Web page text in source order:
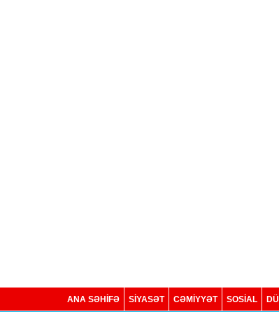
ANA SƏHİFƏ SİYASƏT CƏMİYYƏT SOSIAL